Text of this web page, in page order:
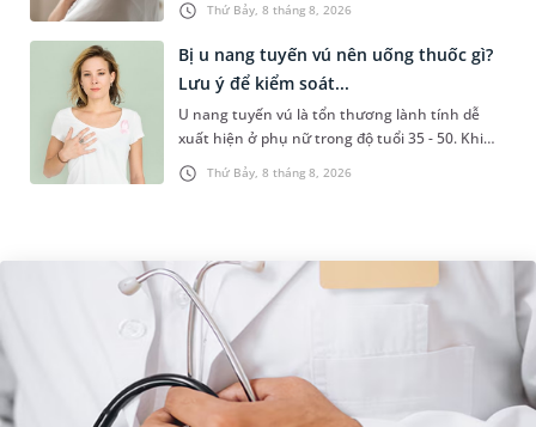
Thứ Bảy, 8 tháng 8, 2026
hiểu nguyên nhân gây viêm,...
Thứ Bảy, 8 tháng 8, 2026
Bị u nang tuyến vú nên uống thuốc gì?
Lưu ý để kiểm soát...
U nang tuyến vú là tổn thương lành tính dễ
xuất hiện ở phụ nữ trong độ tuổi 35 - 50. Khi
được chẩn đoán mắc bệnh, nhiều người
thường băn khoăn u nang tuyến v...